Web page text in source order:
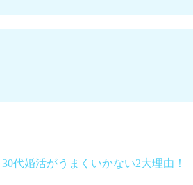
代婚活がうまくいかない2大理由！